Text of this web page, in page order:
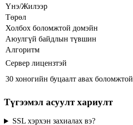
Үнэ/Жилээр
Төрөл
Холбох боломжтой домэйн
Аюулгүй байдлын түвшин
Алгоритм
Сервер лицензтэй
30 хоногийн буцаалт авах боломжтой
Түгээмэл асуулт хариулт
SSL хэрхэн захиалах вэ?